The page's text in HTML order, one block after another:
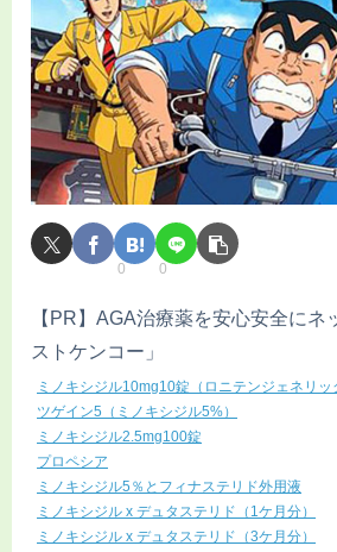
0 0
【PR】AGA治療薬を安心安全にネ
ストケンコー」
ミノキシジル10mg10錠（ロニテンジェネリッ
ツゲイン5（ミノキシジル5%）
ミノキシジル2.5mg100錠
プロペシア
ミノキシジル5％とフィナステリド外用液
ミノキシジル x デュタステリド（1ケ月分）
ミノキシジル x デュタステリド（3ケ月分）